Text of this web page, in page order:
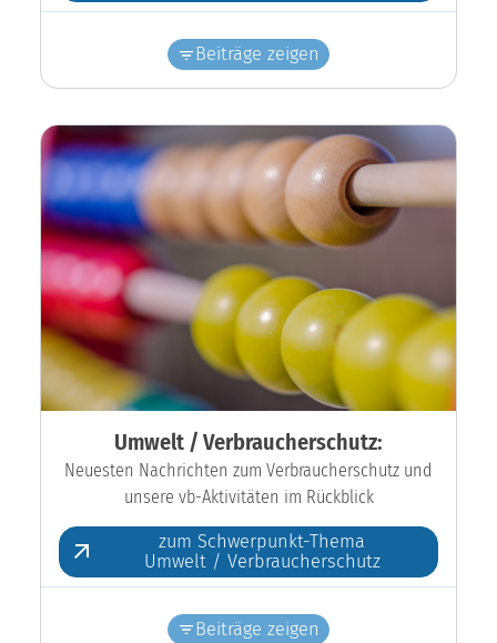
Beiträge zeigen
Umwelt / Verbraucherschutz:
Neuesten Nachrichten zum Verbraucherschutz und
unsere vb-Aktivitäten im Rückblick
zum Schwerpunkt-Thema
Umwelt / Verbraucherschutz
Beiträge zeigen